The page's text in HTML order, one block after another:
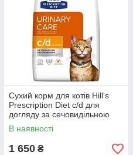
Сухий корм для котів Hill's
Prescription Diet c/d для
догляду за сечовидільною
системою з куркою 3 кг
В наявності
1 650 ₴